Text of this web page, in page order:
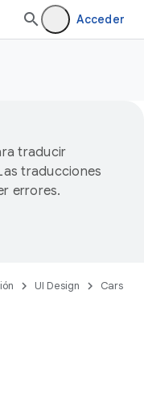
Acceder
traducir
traducciones
errores.
UI Design
Cars